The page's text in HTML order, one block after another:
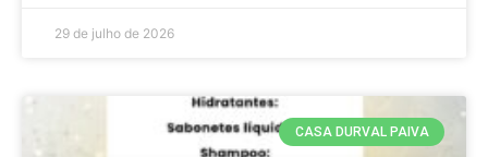
29 de julho de 2026
CASA DURVAL PAIVA